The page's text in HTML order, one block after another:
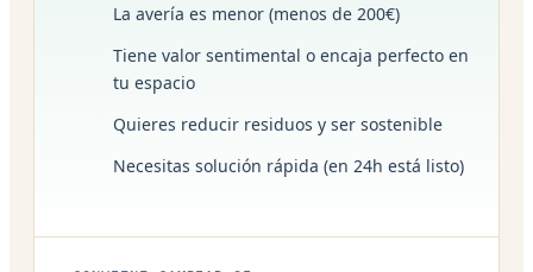
La avería es menor (menos de 200€)
Tiene valor sentimental o encaja perfecto en
tu espacio
Quieres reducir residuos y ser sostenible
Necesitas solución rápida (en 24h está listo)